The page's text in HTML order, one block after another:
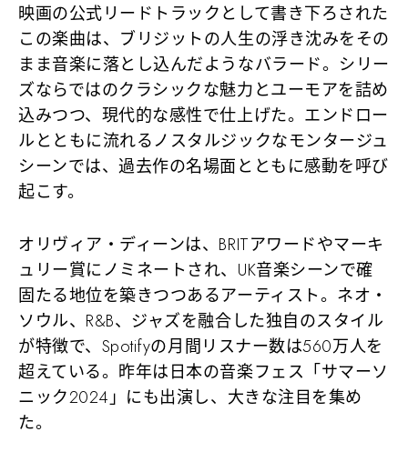
映画の公式リードトラックとして書き下ろされた
この楽曲は、ブリジットの人生の浮き沈みをその
まま音楽に落とし込んだようなバラード。シリー
ズならではのクラシックな魅力とユーモアを詰め
込みつつ、現代的な感性で仕上げた。エンドロー
ルとともに流れるノスタルジックなモンタージュ
シーンでは、過去作の名場面とともに感動を呼び
起こす。
オリヴィア・ディーンは、BRITアワードやマーキ
ュリー賞にノミネートされ、UK音楽シーンで確
固たる地位を築きつつあるアーティスト。ネオ・
ソウル、R&B、ジャズを融合した独自のスタイル
が特徴で、Spotifyの月間リスナー数は560万人を
超えている。昨年は日本の音楽フェス「サマーソ
ニック2024」にも出演し、大きな注目を集め
た。